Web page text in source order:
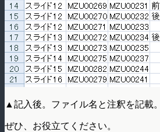
▲記入後。ファイル名と注釈を記載。
ぜひ、お役立てください。